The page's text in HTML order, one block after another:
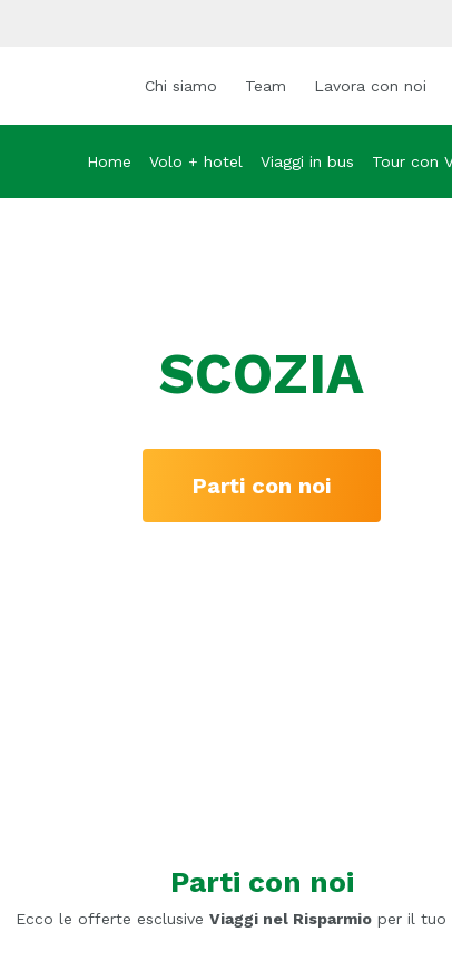
Chi siamo Team Lavora con noi
Home Volo + hotel Viaggi in bus Tour con
SCOZIA
Parti con noi
Parti con noi
Ecco le offerte esclusive Viaggi nel Risparmio per il tuo